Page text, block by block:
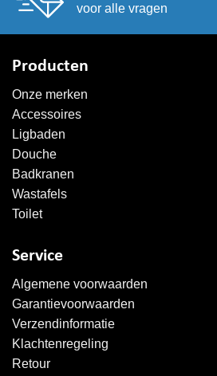
voor alle vragen
Producten
Onze merken
Accessoires
Ligbaden
Douche
Badkranen
Wastafels
Toilet
Service
Algemene voorwaarden
Garantievoorwaarden
Verzendinformatie
Klachtenregeling
Retour